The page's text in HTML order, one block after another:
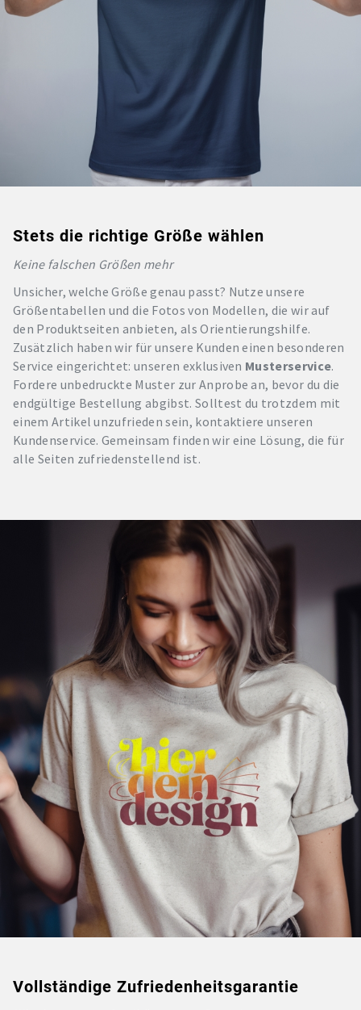
Stets die richtige Größe wählen
Keine falschen Größen mehr
Unsicher, welche Größe genau passt? Nutze unsere
Größentabellen und die Fotos von Modellen, die wir auf
den Produktseiten anbieten, als Orientierungshilfe.
Zusätzlich haben wir für unsere Kunden einen besonderen
Service eingerichtet: unseren exklusiven Musterservice.
Fordere unbedruckte Muster zur Anprobe an, bevor du die
endgültige Bestellung abgibst. Solltest du trotzdem mit
einem Artikel unzufrieden sein, kontaktiere unseren
Kundenservice. Gemeinsam finden wir eine Lösung, die für
alle Seiten zufriedenstellend ist.
Vollständige Zufriedenheitsgarantie